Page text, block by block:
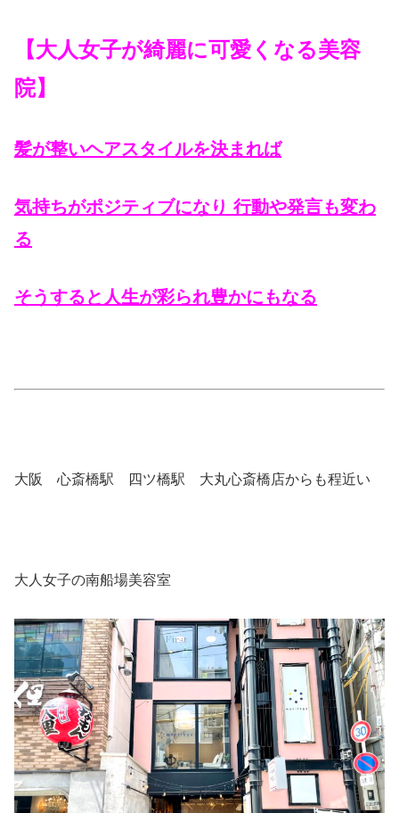
【大人女子が綺麗に可愛くなる美容
院】
髪が整いヘアスタイルを決まれば
気持ちがポジティブになり 行動や発言も変わ
る
そうすると人生が彩られ豊かにもなる
大阪 心斎橋駅 四ツ橋駅 大丸心斎橋店からも程近い
大人女子の南船場美容室